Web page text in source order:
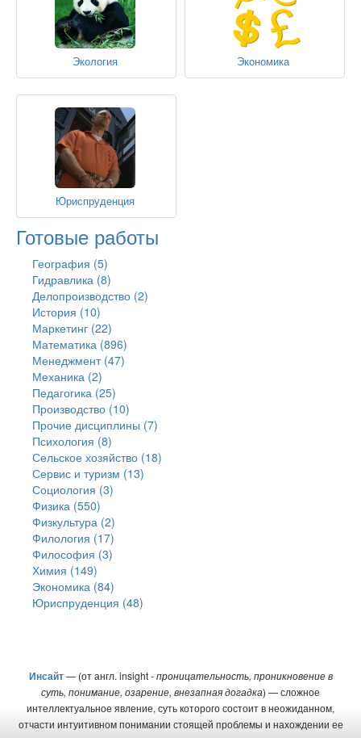
Экология Экономика
Юриспруденция
Готовые работы
География (5)
Гидравлика (8)
Делопроизводство (2)
История (10)
Маркетинг (22)
Математика (896)
Менеджмент (47)
Механика (2)
Педагогика (25)
Производство (10)
Прочие дисциплины (7)
Психология (8)
Сельское хозяйство (18)
Сервис и туризм (13)
Социология (3)
Физика (550)
Физкультура (2)
Филология (17)
Философия (3)
Химия (149)
Экономика (84)
Юриспруденция (48)
Инсайт — (от англ. insight -проницательность, проникновение в
суть, понимание, озарение, внезапная догадка) — сложное
интеллектуальное явление, суть которого состоит в неожиданном,
отчасти интуитивном понимании стоящей проблемы и нахождении ее